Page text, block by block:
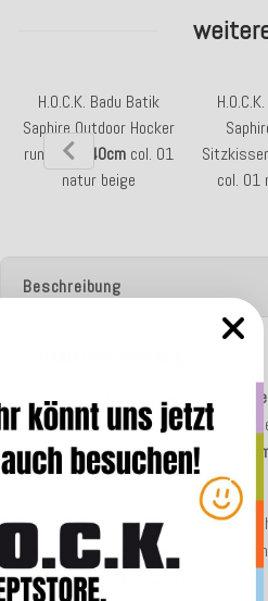
H.O.C.K. Badu Batik
Saphire Outdoor Hocker
rund
ø60x40cmcol. 01
natur beige
col. 01
Beschreibung
Das Kissen besteht aus einer
Qualität. MitFleckschutz
wasserabweisend,lichtecht,
Standard 100.
Die Kissenfüllung besteht aus
Hochbauschvliesfaser, die sich
Rückstellwerte